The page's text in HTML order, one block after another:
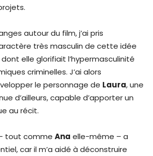
autour du film, j’ai pris
très masculin de cette idée
elle glorifiait l’hypermasculinité
criminelles. J’ai alors
le personnage de Laura, une
d’ailleurs, capable d’apporter un
au récit.
tout comme Ana elle-même – a
car il m’a aidé à déconstruire